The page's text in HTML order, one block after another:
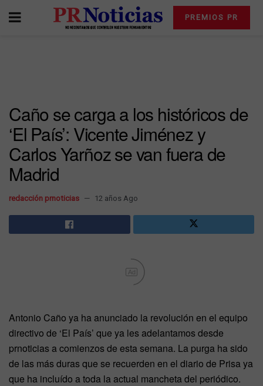
PREMIOS PR
Caño se carga a los históricos de
‘El País’: Vicente Jiménez y
Carlos Yarñoz se van fuera de
Madrid
redacción prnoticias 12 años Ago
Ad
Antonio Caño ya ha anunciado la revolución en el equipo
directivo de ‘El País’ que ya les adelantamos desde
prnoticias a comienzos de esta semana. La purga ha sido
de las más duras que se recuerden en el diario de Prisa ya
que ha incluído a toda la actual mancheta del periódico.